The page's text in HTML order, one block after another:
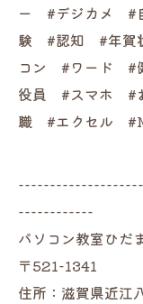
ー #デジカメ #
験 #認知 #年賀
コン #ワード
役員 #スマホ #
職 #エクセル
------------
パソコン教室ひだ
〒521-1341
住所：滋賀県近江